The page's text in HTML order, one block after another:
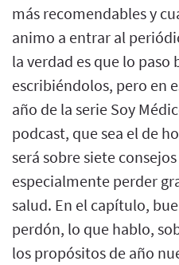
más recomendables y
animo a entrar al
la verdad es que lo paso
escribiéndolos, pero en
año de la serie Soy
podcast, que sea el de
será sobre siete
especialmente perder
salud. En el capítulo,
perdón, lo que hablo,
los propósitos de año